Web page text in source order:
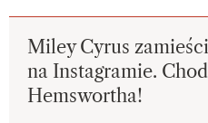
Miley Cyrus
na Instagramie.
Hemswortha!